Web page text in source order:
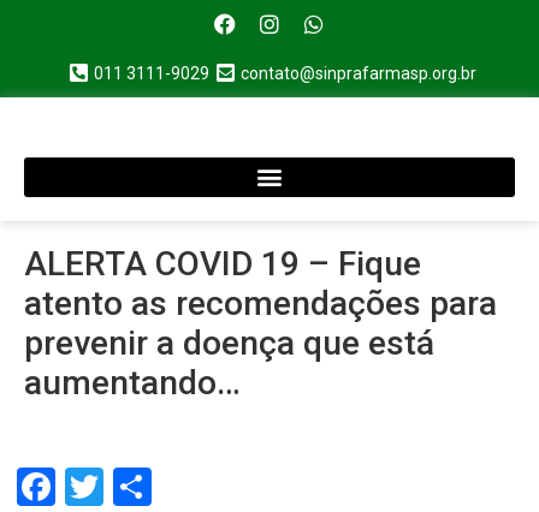
011 3111-9029 contato@sinprafarmasp.org.br
ALERTA COVID 19 – Fique
atento as recomendações para
prevenir a doença que está
aumentando…
Facebook
Twitter